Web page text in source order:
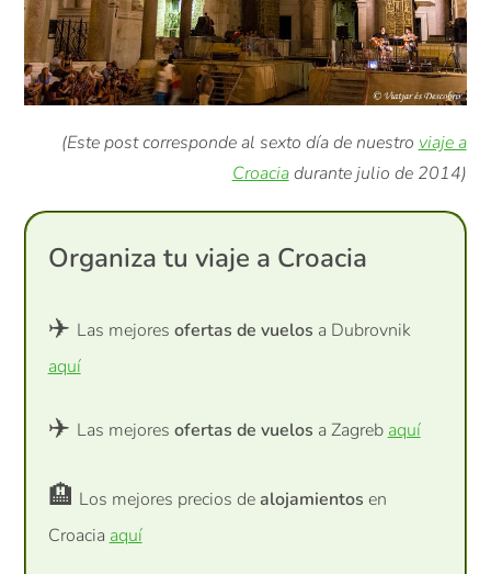
(Este post corresponde al sexto día de nuestro viaje a
Croaciadurante julio de 2014)
Organiza tu viaje a Croacia
✈️ Las mejores ofertas de vuelos a Dubrovnik
aquí
✈️ Las mejores ofertas de vuelos a Zagreb aquí
🏨 Los mejores precios dealojamientos en
Croacia aquí